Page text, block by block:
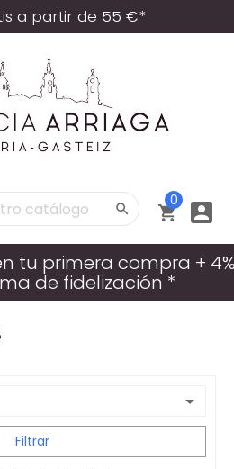
a partir de 55 €*
 
0 
tu primera compra +
de fidelización *

Filtrar